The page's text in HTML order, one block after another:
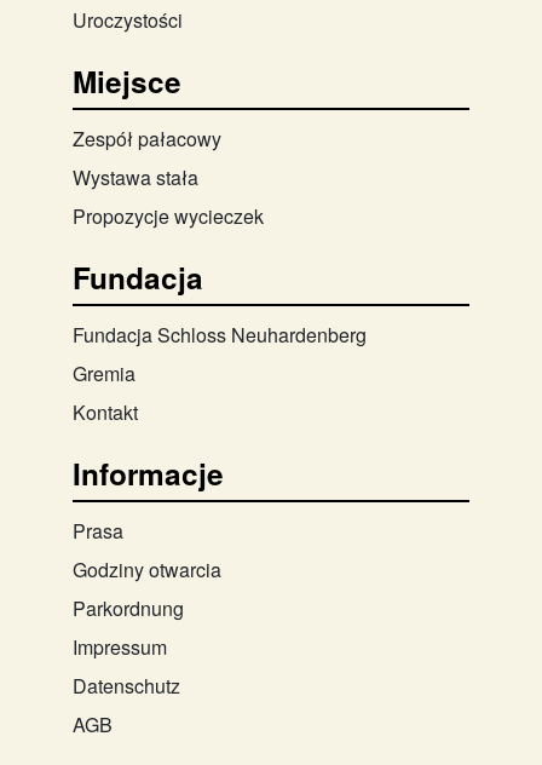
Uroczystości
Miejsce
Zespół pałacowy
Wystawa stała
Propozycje wycieczek
Fundacja
Fundacja Schloss Neuhardenberg
Gremia
Kontakt
Informacje
Prasa
Godziny otwarcia
Parkordnung
Impressum
Datenschutz
AGB